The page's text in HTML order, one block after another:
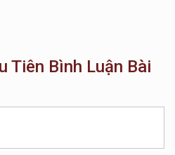
Tiên Bình Luận Bài